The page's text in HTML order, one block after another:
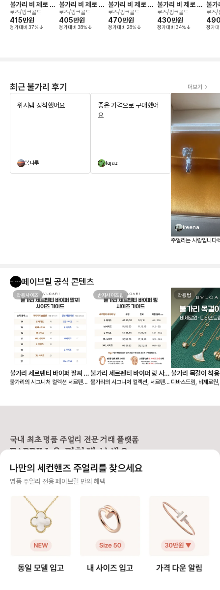
불가리 비 제로 원
(체인 38-45cm)
네크리스
로즈/핑크골드
415만원
정가대비 37%
불가리 비 제로 원
(체인 38-45cm)
네크리스
로즈/핑크골드
405만원
정가대비 38%
불가리 비 제로 원
(체인 38-45cm)
네크리스
로즈/핑크골드
470만원
정가대비 28%
불가리 비 제로 원
(체인 38-45cm)
네크리스
로즈/핑크골드
430만원
정가대비 34%
불가
(체
네크
로즈/
정가
최근 불가리 후기 더보기
위시템 장착했어요
봄나루
좋은 가격으로 구매했어
요
lajaz
ireena
주얼리는 사랑입니다
페이브릴 공식 콘텐츠
착용사이즈
불가리 세르펜티 바이퍼 팔찌 사
이즈 비교
불가리의 시그니처 컬렉션 세르펜티
마찬가지로 S, M, L 사이즈로 표기
이즈 표기 - S: 손목둘레 14~15c
m - M: 손목둘레 16~17cm - L:
유연함으로 손목에 자연스럽게 감기
지만, 착용감에 따라 느낌이 달라집
니다. 1️⃣ 슬림핏(여리여리한 핏) →
둘레보다 1cm 큰 사이즈 추천 2️⃣ 레
귤러핏(일반적인 여유핏) → 손목에
밀착되는 착용감 → 손목둘레와 제품
둘레 같은 사이즈 💡 예를 들어, 손목
둘레 15cm인 경우 여리여리한 슬림
둘레 16cm) 자연스러운 레귤러핏을
cm) 원하는 핏에 맞춰 사이즈를 선
택하고, 손목의 움직임마다 빛나는
반지사이즈팁
불가리 세르펜티 바이퍼 링 사이
즈 비교 (한국, 유럽 반지 호수)
불가리의 시그니처 컬렉션, 세르펜티
어난 게 특징이에요. 단단한 금속이
표기 일반 반지처럼 숫자 대신 S, M,
L로 구분되어 있어요. - S: 48~50
54~56호 (한국 사이즈 14~16호)
M 사이즈는 검지~중지까지 자유롭
착용감 차이 - 1코일 링 → 슬림한 두
께로 표준 정사이즈 추천 - 2코일 링
→ 두 번 감긴 디자인으로 두께감 있
는 타이트 핏, 한 사이즈 크게 선택
💡 예를 들어, 평소 한국 사이즈 10
링 → M 사이즈(11호) 가 잘 맞습니
지가 아니라 손끝을 감싸는 하나의
주얼리 오브제예요. 당신의 손가락
착용법
불가리 목걸이 착
원, 디바스드림, 세
디바스드림, 비제로
황하는 분들이 많습니다. 그 비
✔️ 불가리 목걸이는
기만 하면 되니, 힘들게 고리 맞추느
라 고생할 필요가 없죠.🤍 게
리 디자인 자체가 독
지 세련되게 완성됩
스타일을 모두 챙겼습
요! 🍩 스테디 목걸이의 도넛 위치 -
비제로원 미니:
국내 최초 명품 주얼리 전문 거래 플랫폼
FABRILL을 경험해 보세요.
사기 걱정 없는 안전 결제
니면 반환해 드려요.
주얼리 전문 이중 검수
주얼리 검수에 특화된 페이브릴 검수팀과 전문 감정사가 컨디션 및 정품 여부를 철저하고 꼼꼼하
게 확인해요.
주얼리 전문 지식을 토대로 사이즈, 가격대 등 주얼리를 거래하며 궁금할 수 있는 내용에 대한 밀
나만의 세컨핸즈 주얼리를 찾으세요
명품 주얼리 전용 페이브릴 만의 혜택